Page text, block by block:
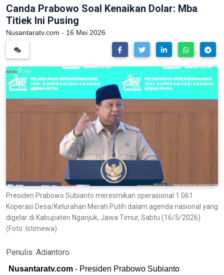
Canda Prabowo Soal Kenaikan Dolar: Mba
Titiek Ini Pusing
Nusantaratv.com - 16 Mei 2026
Presiden Prabowo Subianto meresmikan operasional 1.061
Koperasi Desa/Kelurahan Merah Putih dalam agenda nasional yang
digelar di Kabupaten Nganjuk, Jawa Timur, Sabtu (16/5/2026).
(Foto: Istimewa)
Penulis: Adiantoro
Nusantaratv.com - Presiden Prabowo Subianto